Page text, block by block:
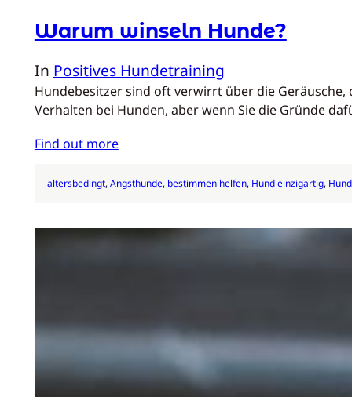
Warum winseln Hunde?
In Positives Hundetraining
Hundebesitzer sind oft verwirrt über die Geräusche,
Verhalten bei Hunden, aber wenn Sie die Gründe
Find out more
altersbedingt, Angsthunde, bestimmen helfen, Hund einzigartig,